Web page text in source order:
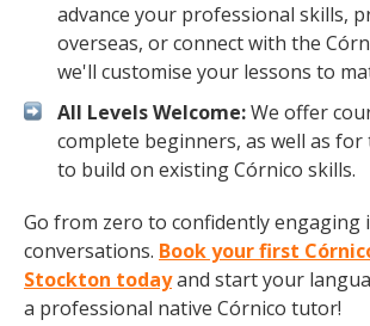
advance your professional skills,
overseas, or connect with the
we'll customise your lessons to
All Levels Welcome:We offer
complete beginners, as well as
to build on existing Córnico skills.
Go from zero to confidently engaging
conversations. Book your first
Stockton todayand start your
a professional native Córnico tutor!